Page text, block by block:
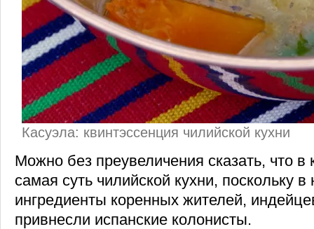
Касуэла: квинтэссенция чилийской кухни
Можно без преувеличения сказать, что в
самая суть чилийской кухни, поскольку
ингредиенты коренных жителей,
привнесли испанские колонисты.